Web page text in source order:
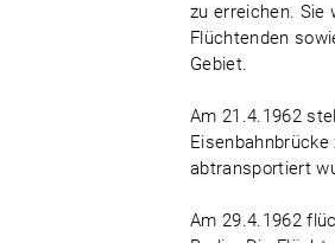
zu erreichen. Sie
Flüchtenden
Gebiet.
Am 21.4.1962
abtransportiert
Am 29.4.1962